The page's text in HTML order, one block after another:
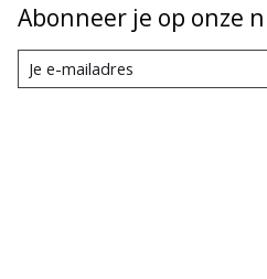
Abonneer je op onze